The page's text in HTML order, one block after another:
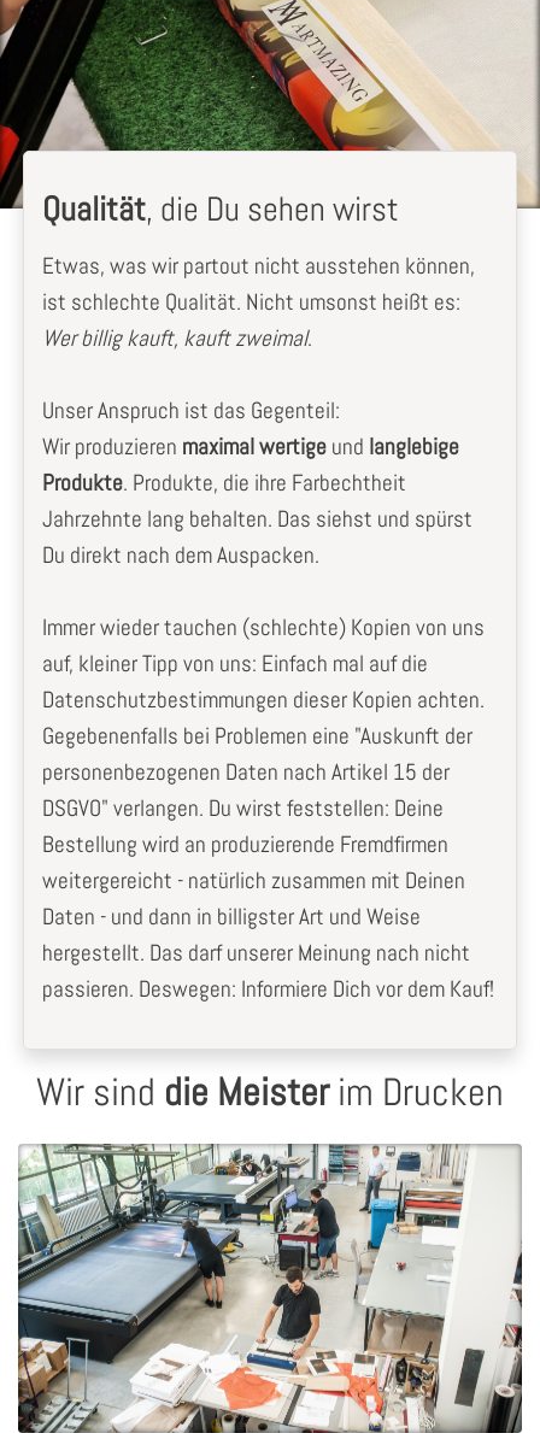
Qualität, die Du sehen wirst
Etwas, was wir partout nicht ausstehen können,
ist schlechte Qualität. Nicht umsonst heißt es:
Wer billig kauft, kauft zweimal.
Unser Anspruch ist das Gegenteil:
Wir produzieren maximal wertigeund langlebige
Produkte. Produkte, die ihre Farbechtheit
Jahrzehnte lang behalten. Das siehst und spürst
Du direkt nach dem Auspacken.
Immer wieder tauchen (schlechte) Kopien von uns
auf, kleiner Tipp von uns: Einfach mal auf die
Datenschutzbestimmungen dieser Kopien achten.
Gegebenenfalls bei Problemen eine "Auskunft der
personenbezogenen Daten nach Artikel 15 der
DSGVO" verlangen. Du wirst feststellen: Deine
Bestellung wird an produzierende Fremdfirmen
weitergereicht - natürlich zusammen mit Deinen
Daten - und dann in billigster Art und Weise
hergestellt. Das darf unserer Meinung nach nicht
passieren. Deswegen: Informiere Dich vor dem Kauf!
Wir sind die Meisterim Drucken